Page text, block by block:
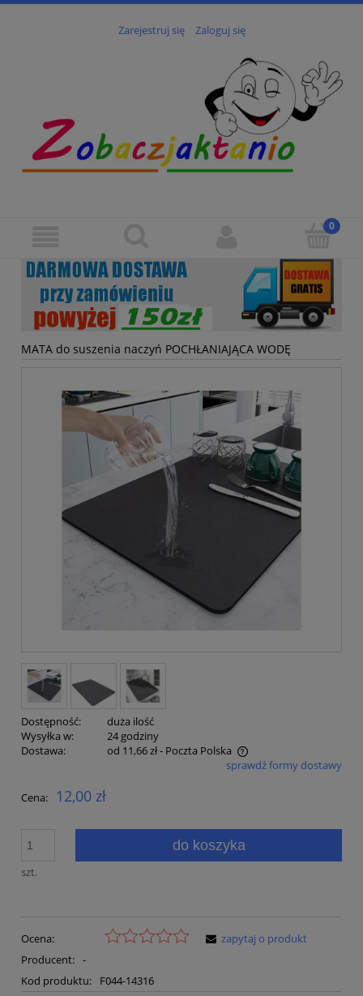
Zarejestruj się Zaloguj się
MATA do suszenia naczyń POCHŁANIAJĄCA WODĘ
Dostępność:
duża ilość
Wysyłka w:
24 godziny
Dostawa:
od 11,66 zł- Poczta Polska
Cena nie zawiera ewentualnych kosztów płatnościsprawdź formy dostawy
Cena: 12,00 zł
szt.
do koszyka
Ocena:
Producent: -
Kod produktu:
F044-14316
zapytaj o produkt